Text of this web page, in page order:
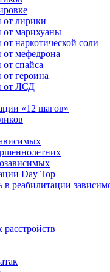
от лирики
от марихуаны
наркотической соли
от мефедрона
спайса
героина
от ЛСД
«12 шагов»
Day Top
реабилитации